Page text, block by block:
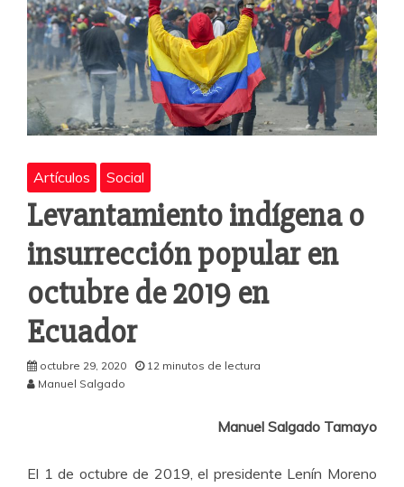
Artículos Social
Levantamiento indígena o
insurrección popular en
octubre de 2019 en
Ecuador
octubre 29, 2020
12 minutos de lectura
Manuel Salgado
Manuel Salgado Tamayo
El 1 de octubre de 2019, el presidente Lenín Moreno